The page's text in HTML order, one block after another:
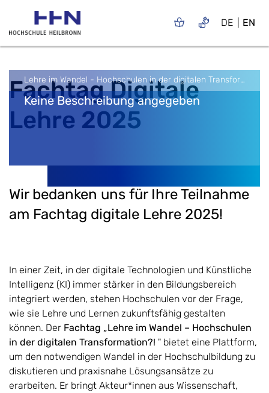
DE EN
Fachtag Digitale
Lehre 2025
Lehre im Wandel - Hochschulen in der digitalen Transformation?!
Keine Beschreibung angegeben
Wir bedanken uns für Ihre Teilnahme
am Fachtag digitale Lehre 2025!
In einer Zeit, in der digitale Technologien und Künstliche
Intelligenz (KI) immer stärker in den Bildungsbereich
integriert werden, stehen Hochschulen vor der Frage,
wie sie Lehre und Lernen zukunftsfähig gestalten
können. Der Fachtag „Lehre im Wandel – Hochschulen
in der digitalen Transformation?! " bietet eine Plattform,
um den notwendigen Wandel in der Hochschulbildung zu
diskutieren und praxisnahe Lösungsansätze zu
erarbeiten. Er bringt Akteur*innen aus Wissenschaft,